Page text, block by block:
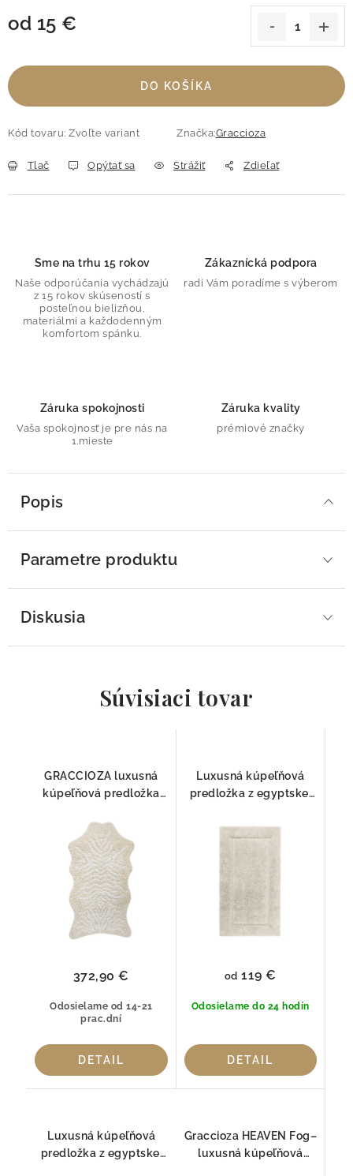
od 15 €
DO KOŠÍKA
Kód tovaru: Zvoľte variant Značka:Graccioza
Tlač Opýtať sa Strážiť Zdieľať
Sme na trhu 15 rokov
Naše odporúčania vychádzajú
z 15 rokov skúseností s
posteľnou bielizňou,
materiálmi a každodenným
komfortom spánku.
Zákaznícká podpora
radi Vám poradíme s výberom
Záruka spokojnosti
Vaša spokojnosť je pre nás na
1.mieste
Záruka kvality
prémiové značky
Popis
Parametre produktu
Diskusia
Súvisiaci tovar
GRACCIOZA luxusná
kúpeľňová predložka
Odosielame od 14-21
prac.dní
372,90 €
DETAIL
Luxusná kúpeľňová
predložka z egyptskej
Graccioza
Odosielame do 24 hodín
od 119 €
DETAIL
Luxusná kúpeľňová
predložka z egyptskej
Graccioza HEAVEN Fog–
luxusná kúpeľňová